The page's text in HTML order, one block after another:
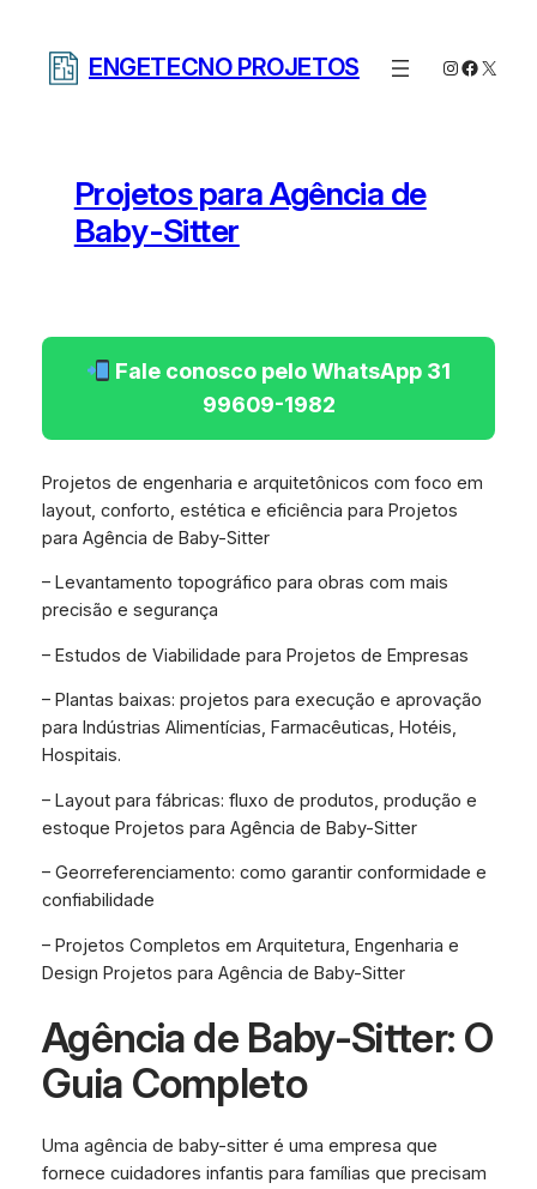
ENGETECNO PROJETOS Instagram
X
Projetos para Agência de
Baby-Sitter
Fale conosco pelo WhatsApp 31
99609-1982
Projetos de engenharia e arquitetônicos com foco em
layout, conforto, estética e eficiência para Projetos
para Agência de Baby-Sitter
– Levantamento topográfico para obras com mais
precisão e segurança
– Estudos de Viabilidade para Projetos de Empresas
– Plantas baixas: projetos para execução e aprovação
para Indústrias Alimentícias, Farmacêuticas, Hotéis,
Hospitais.
– Layout para fábricas: fluxo de produtos, produção e
estoque Projetos para Agência de Baby-Sitter
– Georreferenciamento: como garantir conformidade e
confiabilidade
– Projetos Completos em Arquitetura, Engenharia e
Design Projetos para Agência de Baby-Sitter
Agência de Baby-Sitter: O
Guia Completo
Uma agência de baby-sitter é uma empresa que
fornece cuidadores infantis para famílias que precisam